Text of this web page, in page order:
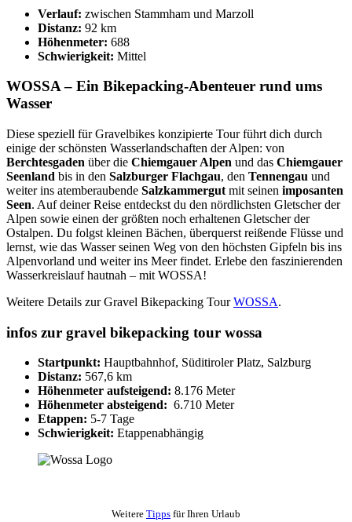
Verlauf: zwischen Stammham und Marzoll
Distanz: 92 km
Höhenmeter: 688
Schwierigkeit: Mittel
WOSSA – Ein Bikepacking-Abenteuer rund ums
Wasser
Diese speziell für Gravelbikes konzipierte Tour führt dich durch
einige der schönsten Wasserlandschaften der Alpen: von
Berchtesgaden über die Chiemgauer Alpen und das Chiemgauer
Seenland bis in den Salzburger Flachgau, den Tennengau und
weiter ins atemberaubende Salzkammergut mit seinen imposanten
Seen. Auf deiner Reise entdeckst du den nördlichsten Gletscher der
Alpen sowie einen der größten noch erhaltenen Gletscher der
Ostalpen. Du folgst kleinen Bächen, überquerst reißende Flüsse und
lernst, wie das Wasser seinen Weg von den höchsten Gipfeln bis ins
Alpenvorland und weiter ins Meer findet. Erlebe den faszinierenden
Wasserkreislauf hautnah – mit WOSSA!
Weitere Details zur Gravel Bikepacking TourWOSSA.
infos zur gravel bikepacking tour wossa
Startpunkt: Hauptbahnhof, Süditiroler Platz, Salzburg
Distanz: 567,6 km
Höhenmeter aufsteigend: 8.176 Meter
Höhenmeter absteigend: 6.710 Meter
Etappen: 5-7 Tage
Schwierigkeit: Etappenabhängig
Weitere Tipps für Ihren Urlaub